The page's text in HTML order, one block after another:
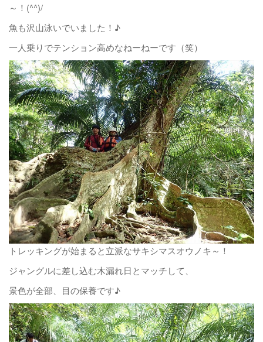
～！(^^)/
魚も沢山泳いでいました！♪
一人乗りでテンション高めなねーねーです（笑）
トレッキングが始まると立派なサキシマスオウノキ～！
ジャングルに差し込む木漏れ日とマッチして、
景色が全部、目の保養です♪